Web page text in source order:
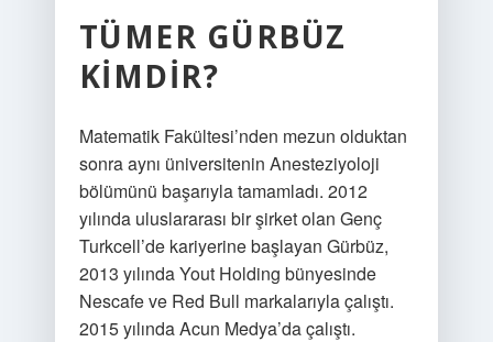
TÜMER GÜRBÜZ
KIMDIR?
Matematik Fakültesi’nden mezun olduktan
sonra aynı üniversitenin Anesteziyoloji
bölümünü başarıyla tamamladı. 2012
yılında uluslararası bir şirket olan Genç
Turkcell’de kariyerine başlayan Gürbüz,
2013 yılında Yout Holding bünyesinde
Nescafe ve Red Bull markalarıyla çalıştı.
2015 yılında Acun Medya’da çalıştı.